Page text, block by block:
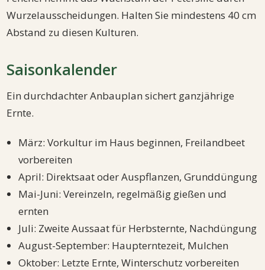
Wurzelausscheidungen. Halten Sie mindestens 40 cm
Abstand zu diesen Kulturen.
Saisonkalender
Ein durchdachter Anbauplan sichert ganzjährige
Ernte.
März: Vorkultur im Haus beginnen, Freilandbeet
vorbereiten
April: Direktsaat oder Auspflanzen, Grunddüngung
Mai-Juni: Vereinzeln, regelmäßig gießen und
ernten
Juli: Zweite Aussaat für Herbsternte, Nachdüngung
August-September: Haupterntezeit, Mulchen
Oktober: Letzte Ernte, Winterschutz vorbereiten